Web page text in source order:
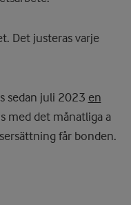
Det justeras varje
sedan juli 2023 en
med det månatliga a
får bonden.